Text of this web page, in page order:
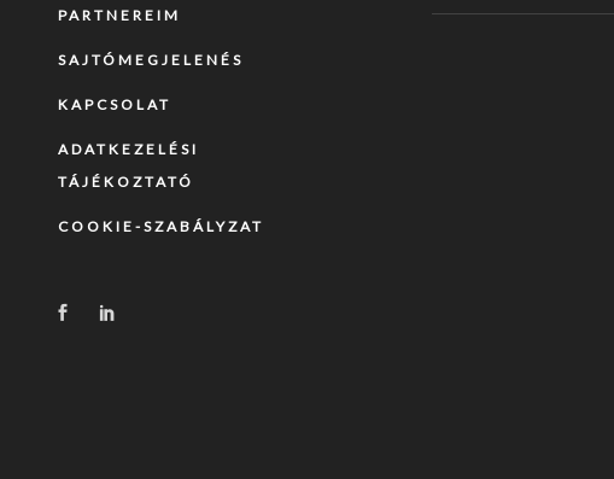
PARTNEREIM
SAJTÓMEGJELENÉS
KAPCSOLAT
ADATKEZELÉSI
TÁJÉKOZTATÓ
COOKIE-SZABÁLYZAT